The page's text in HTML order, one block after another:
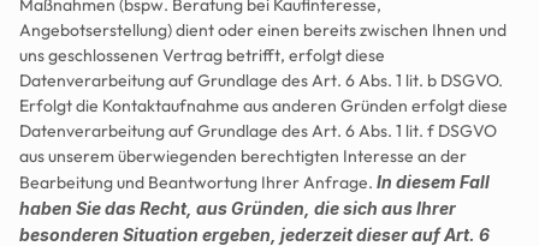
Maßnahmen (bspw. Beratung bei Kaufinteresse,
Angebotserstellung) dient oder einen bereits zwischen Ihnen und
uns geschlossenen Vertrag betrifft, erfolgt diese
Datenverarbeitung auf Grundlage des Art. 6 Abs. 1 lit. b DSGVO.
Erfolgt die Kontaktaufnahme aus anderen Gründen erfolgt diese
Datenverarbeitung auf Grundlage des Art. 6 Abs. 1 lit. f DSGVO
aus unserem überwiegenden berechtigten Interesse an der
Bearbeitung und Beantwortung Ihrer Anfrage. In diesem Fall
haben Sie das Recht, aus Gründen, die sich aus Ihrer
besonderen Situation ergeben, jederzeit dieser auf Art. 6